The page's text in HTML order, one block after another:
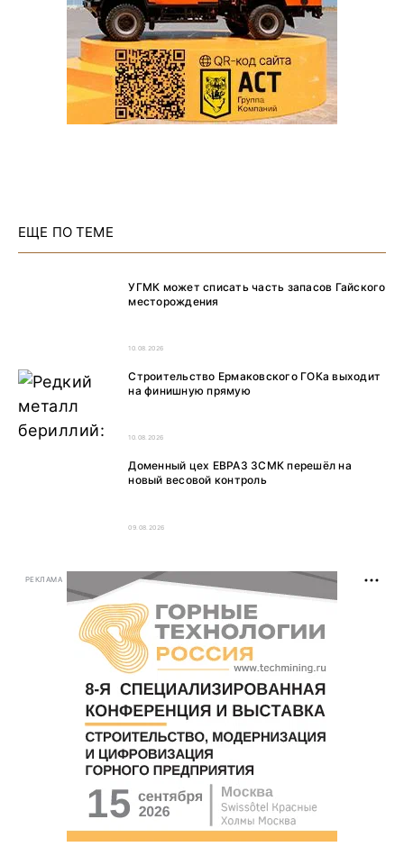
ЕЩЕ ПО ТЕМЕ
УГМК может списать часть запасов Гайского
месторождения
10.08.2026
Строительство Ермаковского ГОКа выходит
на финишную прямую
10.08.2026
Доменный цех ЕВРАЗ ЗСМК перешёл на
новый весовой контроль
09.08.2026
РЕКЛАМА